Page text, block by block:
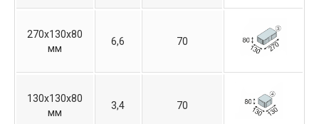
270х130х80
мм
6,6 70
130х130х80
мм
3,4 70